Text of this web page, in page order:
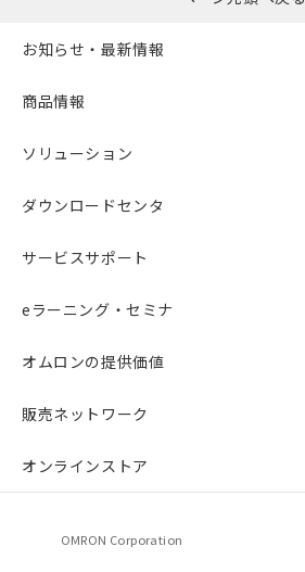
お知らせ・最新情報
商品情報
ソリューション
ダウンロードセンタ
サービスサポート
eラーニング・セミナ
オムロンの提供価値
販売ネットワーク
オンラインストア
OMRON Corporation